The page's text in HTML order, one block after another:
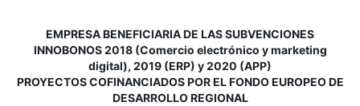
EMPRESA BENEFICIARIA DE LAS SUBVENCIONES
INNOBONOS 2018 (Comercio electrónico y marketing
digital), 2019 (ERP) y 2020 (APP)
PROYECTOS COFINANCIADOS POR EL FONDO EUROPEO DE
DESARROLLO REGIONAL